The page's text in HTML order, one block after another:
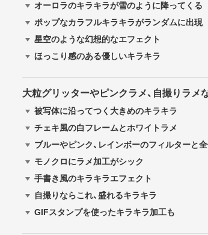
オーロラのキラキラが雪のように降ってくる
ポップなカラフルキラキラがランダムに出現
星空のような幻想的なエフェクト
ほっこり感のある優しいキラキラ
大粒グリッターやピンクラメ、自撮りラメ
被写体に沿ってつく大きめのキラキラ
チェキ風の白フレームとホワイトラメ
ブルーやピンク、レインボーのフィルターと
モノクロにラメ加工がシック
手書き風のキラキラエフェクト
自撮りならこれ、盛れるキラキラ
GIFスタンプを使ったキラキラ加工も